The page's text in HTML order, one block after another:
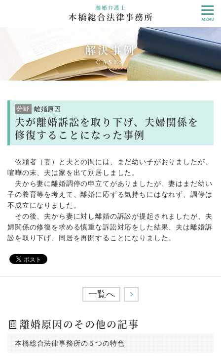
解決事例
CASES
分野 離婚原因
夫が離婚訴訟を取り下げ、夫婦関係を
修復することになった事例
依頼者（妻）と夫との間には、まだ幼い子がおりましたが、
喧嘩の末、夫は家を出て別居しました。
夫から妻に離婚調停の申立てがありましたが、妻はまだ幼い
子の養育等を考えて、離婚に応ずる気持ちにはなれず、調停は
不成立になりました。
その後、夫から妻に対し離婚の訴訟が提起されましたが、夫
婦関係の修復を求める慎重な訴訟対応をした結果、夫は離婚訴
訟を取り下げ、同居を再開することになりました。
一覧へ
離婚原因のその他の記事
本橋総合法律事務所の５つの特色